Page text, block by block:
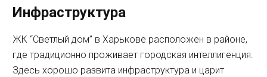
Инфраструктура
ЖК “Светлый дом” в Харькове расположен в районе,
где традиционно проживает городская интеллигенция.
Здесь хорошо развита инфраструктура и царит